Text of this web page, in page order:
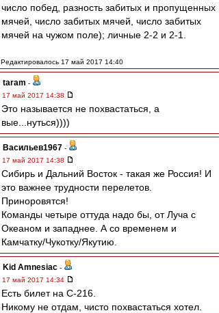
число побед, разность забитых и пропущенных
мячей, число забитых мячей, число забитых
мячей на чужом поле); личные 2-2 и 2-1.
Редактировалось 17 май 2017 14:40
taram -
17 май 2017 14:38
Это называется не похвастаться, а
вые...нуться))))
Васильев1967 -
17 май 2017 14:38
Сибирь и Дальний Восток - такая же Россия! И
это важнее трудности перелетов.
Приноровятся!
Команды четыре оттуда надо бы, от Луча с
Океаном и западнее. А со временем и
Камчатку/Чукотку/Якутию.
Kid Amnesiac -
17 май 2017 14:34
Есть билет на С-216.
Никому не отдам, чисто похвастаться хотел.